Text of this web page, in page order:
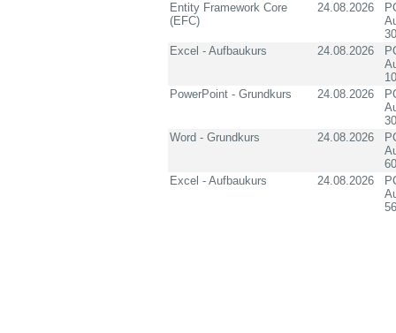
Entity Framework Core
(EFC)
24.08.2026
Excel - Aufbaukurs
24.08.2026
PowerPoint - Grundkurs
24.08.2026
Word - Grundkurs
24.08.2026
Excel - Aufbaukurs
24.08.2026